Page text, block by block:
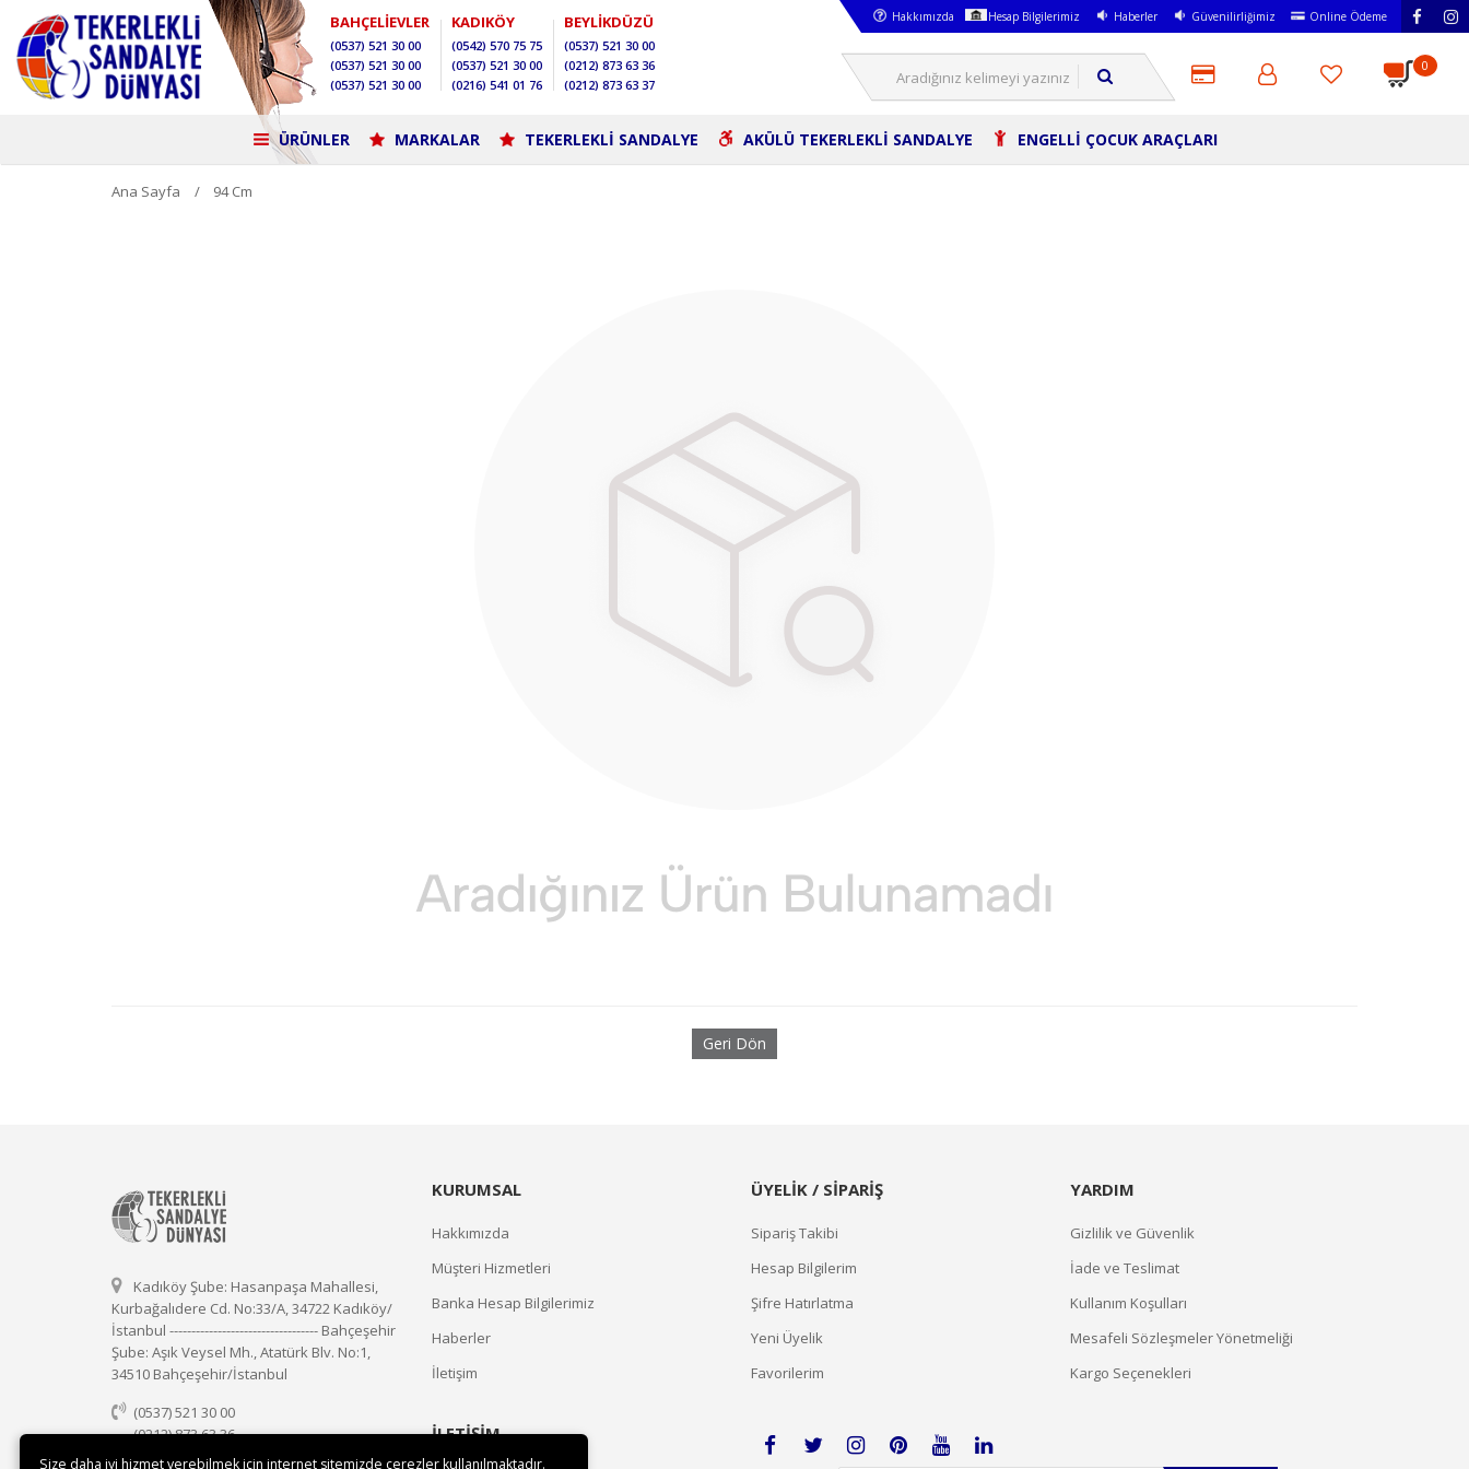
BAHÇELİEVLER
(0537) 521 30 00
(0537) 521 30 00
(0537) 521 30 00
KADIKÖY
(0542) 570 75 75
(0537) 521 30 00
(0216) 541 01 76
BEYLİKDÜZÜ
(0537) 521 30 00
(0212) 873 63 36
(0212) 873 63 37
Hakkımızda Hesap Bilgilerimiz Haberler Güvenilirliğimiz Online Ödeme
0
ÜRÜNLER MARKALAR TEKERLEKLİ SANDALYE AKÜLÜ TEKERLEKLİ SANDALYE ENGELLİ ÇOCUK ARAÇLARI
Ana Sayfa 94 Cm
Geri Dön
Kadıköy Şube: Hasanpaşa Mahallesi,
Kurbağalıdere Cd. No:33/A, 34722 Kadıköy/
İstanbul ---------------------------------- Bahçeşehir
Şube: Aşık Veysel Mh., Atatürk Blv. No:1,
34510 Bahçeşehir/İstanbul
(0537) 521 30 00
(0212) 873 63 36
(0537) 521 30 00
KURUMSAL
Hakkımızda
Müşteri Hizmetleri
Banka Hesap Bilgilerimiz
Haberler
İletişim
ÜYELİK / SİPARİŞ
Sipariş Takibi
Hesap Bilgilerim
Şifre Hatırlatma
Yeni Üyelik
Favorilerim
YARDIM
Gizlilik ve Güvenlik
İade ve Teslimat
Kullanım Koşulları
Mesafeli Sözleşmeler Yönetmeliği
Kargo Seçenekleri
İLETİŞİM
Size daha iyi hizmet verebilmek için internet sitemizde çerezler kullanılmaktadır.